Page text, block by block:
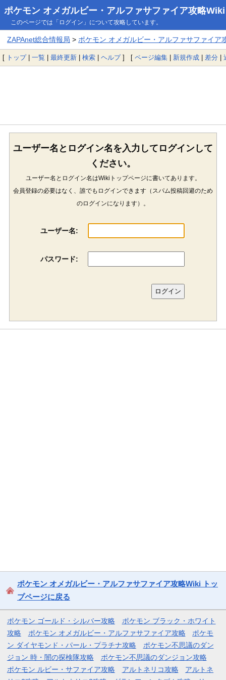
ポケモン オメガルビー・アルファサファイア攻略Wiki
このページでは「ログイン」について攻略しています。
ZAPAnet総合情報局 > ポケモン オメガルビー・アルファサファイア
[ トップ| 一覧 | 最終更新 | 検索 | ヘルプ] [ ページ編集 | 新規作成 | 差分 |
ユーザー名とログイン名を入力してログインして
ください。
ユーザー名とログイン名はWikiトップページに書いてあります。
会員登録の必要はなく、誰でもログインできます（スパム投稿回避のため
のログインになります）。
ユーザー名:
パスワード:
ポケモン オメガルビー・アルファサファイア攻略Wiki トッ
プページに戻る
ポケモン ゴールド・シルバー攻略
ポケモン ブラック・ホワイト
攻略
ポケモン オメガルビー・アルファサファイア攻略
ポケモ
ン ダイヤモンド・パール・プラチナ攻略
ポケモン不思議のダン
ジョン 時・闇の探検隊攻略
ポケモン不思議のダンジョン攻略
ポケモン ルビー・サファイア攻略
アルトネリコ攻略
アルトネ